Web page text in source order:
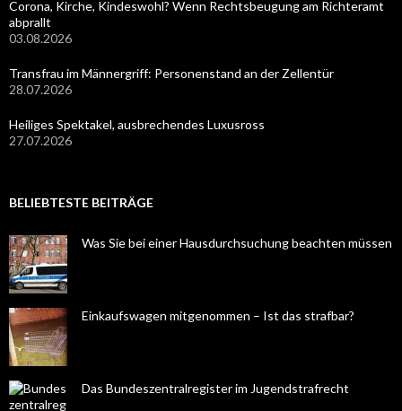
Corona, Kirche, Kindeswohl? Wenn Rechtsbeugung am Richteramt
abprallt
03.08.2026
Transfrau im Männergriff: Personenstand an der Zellentür
28.07.2026
Heiliges Spektakel, ausbrechendes Luxusross
27.07.2026
BELIEBTESTE BEITRÄGE
Was Sie bei einer Hausdurchsuchung beachten müssen
Einkaufswagen mitgenommen – Ist das strafbar?
Das Bundeszentralregister im Jugendstrafrecht